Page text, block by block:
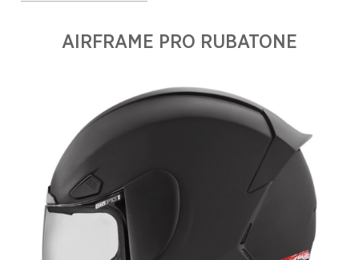
AIRFRAME PRO RUBATONE